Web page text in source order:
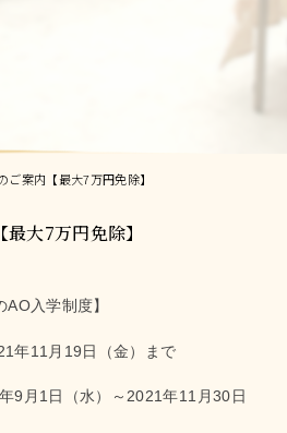
ご案内【最大7万円免除】
大7万円免除】
AO入学制度】
年11月19日（金）まで
9月1日（水）～2021年11月30日